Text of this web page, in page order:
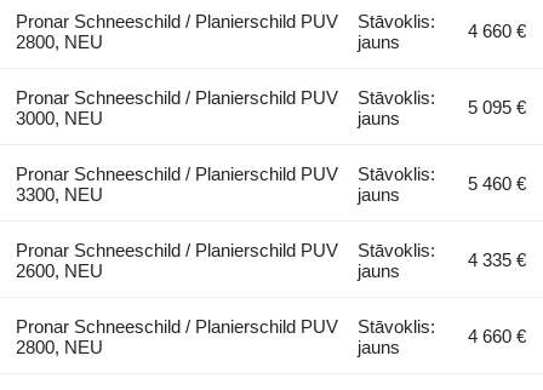
Pronar Schneeschild / Planierschild PUV
2800, NEU
Stāvoklis:
jauns
4 660 €
Pronar Schneeschild / Planierschild PUV
3000, NEU
Stāvoklis:
jauns
5 095 €
Pronar Schneeschild / Planierschild PUV
3300, NEU
Stāvoklis:
jauns
5 460 €
Pronar Schneeschild / Planierschild PUV
2600, NEU
Stāvoklis:
jauns
4 335 €
Pronar Schneeschild / Planierschild PUV
2800, NEU
Stāvoklis:
jauns
4 660 €